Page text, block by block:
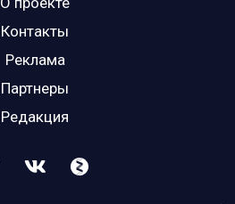
Контакты
Реклама
Партнеры
Редакция